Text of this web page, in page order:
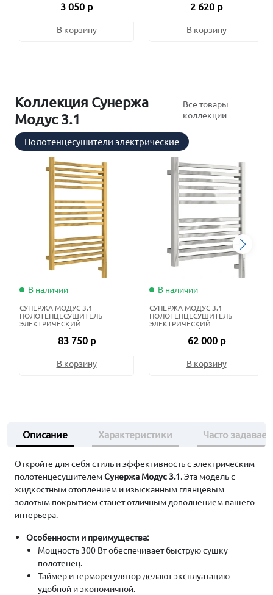
3 050 р
В корзину
2 620 р
В корзину
Коллекция Сунержа
Модус 3.1
Все товары
коллекции
Полотенцесушители электрические
В наличии
СУНЕРЖА МОДУС 3.1
ПОЛОТЕНЦЕСУШИТЕЛЬ
ЭЛЕКТРИЧЕСКИЙ
ЖИДКОСТНЫЙ 80Х50 СМ
83 750 р
В корзину
В наличии
СУНЕРЖА МОДУС 3.1
ПОЛОТЕНЦЕСУШИТЕЛЬ
ЭЛЕКТРИЧЕСКИЙ
ЖИДКОСТНЫЙ 60Х50 СМ
НЕРЖАВЕЮЩАЯ СТАЛЬ
62 000 р
В корзину
Описание Характеристики Часто
Откройте для себя стиль и эффективность с электрическим
полотенцесушителемСунержа Модус 3.1. Эта модель с
жидкостным отоплением и изысканным глянцевым
золотым покрытием станет отличным дополнением вашего
интерьера.
Особенности и преимущества:
Мощность 300 Вт обеспечивает быструю сушку
полотенец.
Таймер и терморегулятор делают эксплуатацию
удобной и экономичной.